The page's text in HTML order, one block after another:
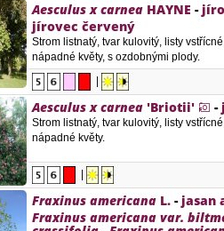
Aesculus x carnea HAYNE -
jírovec červený
Strom listnatý, tvar kulovitý, listy
nápadné květy, s ozdobnými plody.
Aesculus x carnea 'Briotii' -
Strom listnatý, tvar kulovitý, listy
nápadné květy.
Fraxinus americana L. - jasan
Fraxinus americana var.